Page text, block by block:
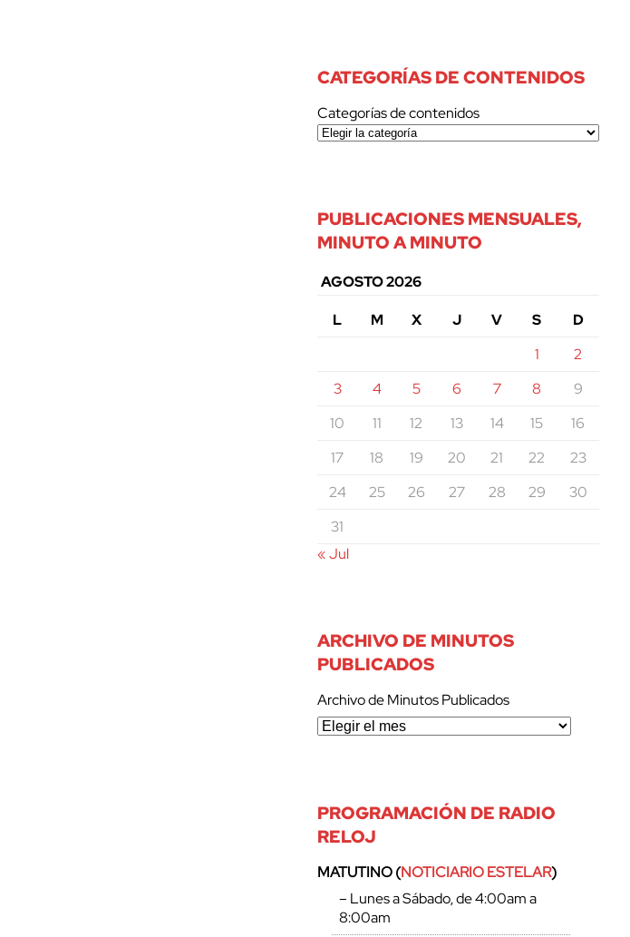
CATEGORÍAS DE CONTENIDOS
Categorías de contenidos
PUBLICACIONES MENSUALES,
MINUTO A MINUTO
AGOSTO 2026
L
M X J V S
D
1
2
3
4 5 6 7 8
9
10
11 12 13 14 15
16
17
18 19 20 21 22
23
24
25 26 27 28 29
30
31
« Jul
ARCHIVO DE MINUTOS
PUBLICADOS
Archivo de Minutos Publicados
PROGRAMACIÓN DE RADIO
RELOJ
MATUTINO (NOTICIARIO ESTELAR)
– Lunes a Sábado, de 4:00am a
8:00am